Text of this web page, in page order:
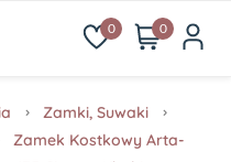
0 0
Zamki, Suwaki
Zamek Kostkowy Arta-